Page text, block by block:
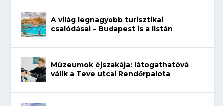
A világ legnagyobb turisztikai
csalódásai – Budapest is a listán
Múzeumok éjszakája: látogathatóvá
válik a Teve utcai Rendőrpalota